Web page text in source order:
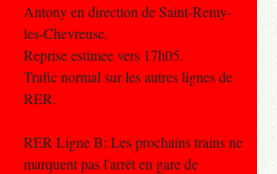
Antony en direction de Saint-Remy-
les-Chevreuse.
Reprise estimee vers 17h05.
Trafic normal sur les autres lignes de
RER.
RER Ligne B: Les prochains trains ne
marquent pas l'arrêt en gare de